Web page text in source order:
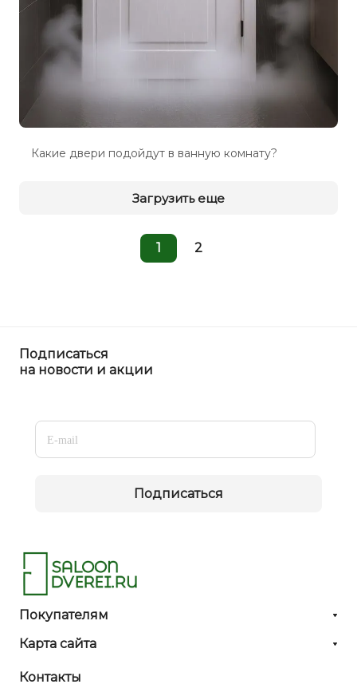
Какие двери подойдут в ванную комнату?
Загрузить еще
1 2
Подписаться
на новости и акции
Подписаться
Покупателям
Карта сайта
Контакты